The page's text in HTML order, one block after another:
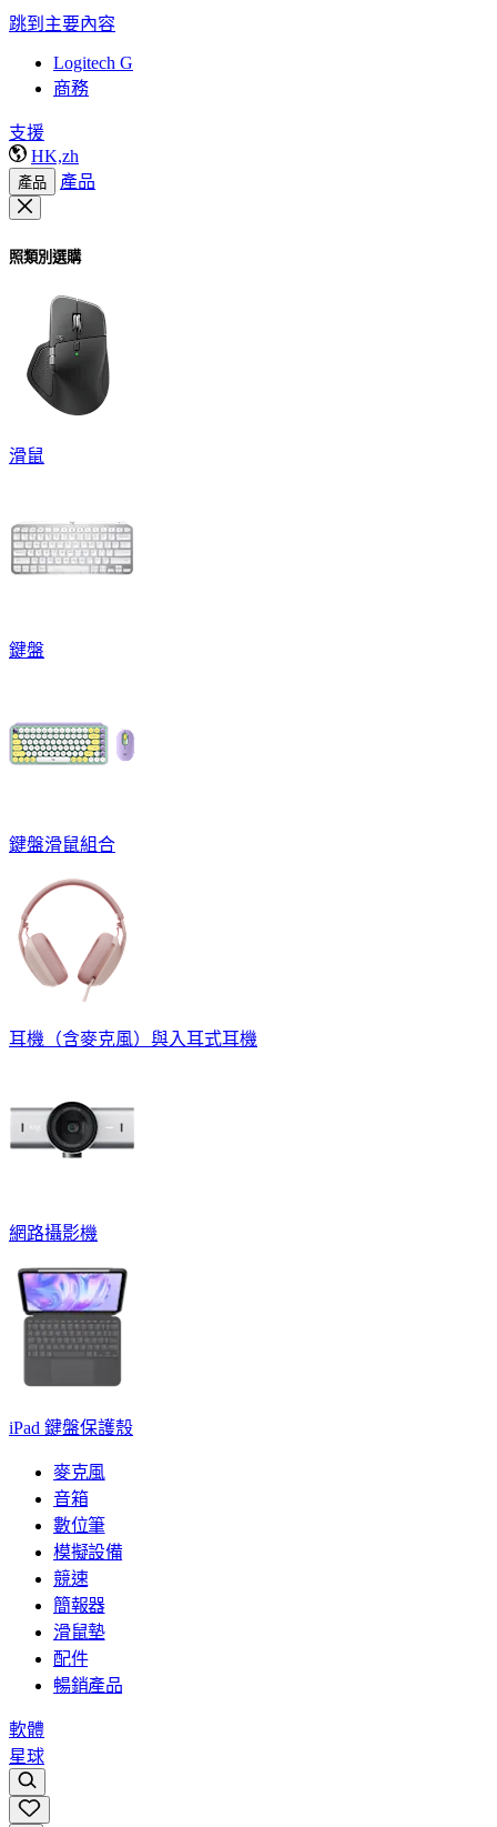
跳到主要內容
Logitech G
商務
支援
HK,zh
產品 產品
照類別選購
滑鼠
鍵盤
鍵盤滑鼠組合
耳機（含麥克風）與入耳式耳機
網路攝影機
iPad 鍵盤保護殼
麥克風
音箱
數位筆
模擬設備
競速
簡報器
滑鼠墊
配件
暢銷產品
軟體
星球